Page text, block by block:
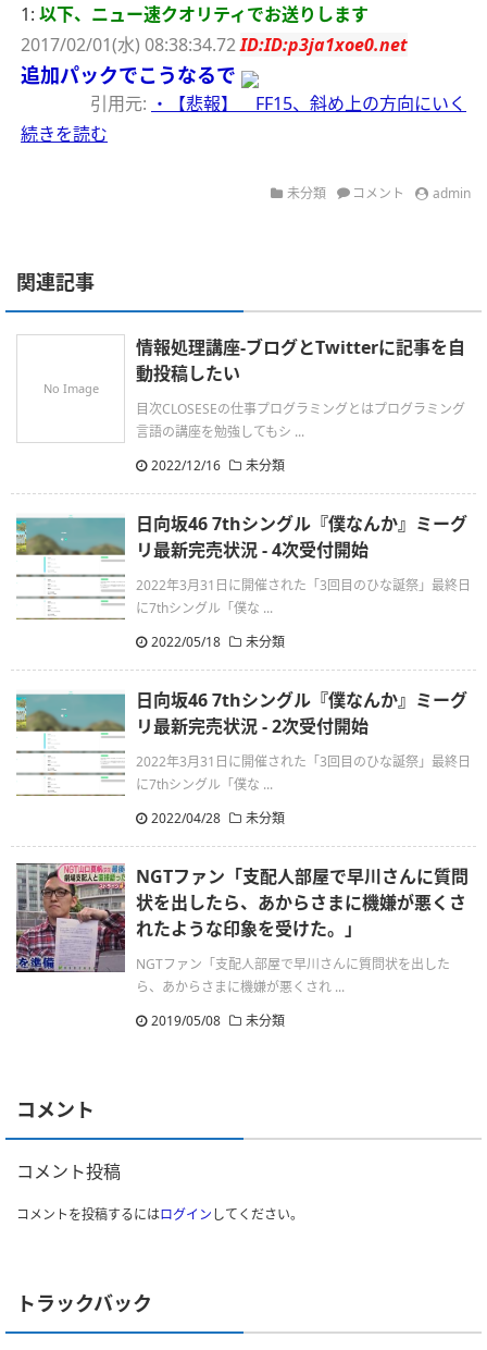
1: 以下、ニュー速クオリティでお送りします
2017/02/01(水) 08:38:34.72ID:ID:p3ja1xoe0.net
追加パックでこうなるで
引用元: ・【悲報】 FF15、斜め上の方向にいく
続きを読む
未分類 コメント admin
関連記事
No Image
情報処理講座-ブログとTwitterに記事を自
動投稿したい
目次CLOSESEの仕事プログラミングとはプログラミング
言語の講座を勉強してもシ ...
2022/12/16
未分類
日向坂46 7thシングル『僕なんか』ミーグ
リ最新完売状況 - 4次受付開始
2022年3月31日に開催された「3回目のひな誕祭」最終日
に7thシングル「僕な ...
2022/05/18
未分類
日向坂46 7thシングル『僕なんか』ミーグ
リ最新完売状況 - 2次受付開始
2022年3月31日に開催された「3回目のひな誕祭」最終日
に7thシングル「僕な ...
2022/04/28
未分類
NGTファン「支配人部屋で早川さんに質問
状を出したら、あからさまに機嫌が悪くさ
れたような印象を受けた。」
NGTファン「支配人部屋で早川さんに質問状を出した
ら、あからさまに機嫌が悪くされ ...
2019/05/08
未分類
コメント
コメント投稿
コメントを投稿するにはログインしてください。
トラックバック